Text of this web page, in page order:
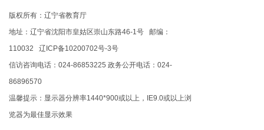
动教育教研工作格局。探索建立全省大中小
学劳动教育联盟，推动全省劳动教育优质资
源和研究成果共享。探索将劳动教育评价纳
入中考改革方案，并将劳动教育的开展情况
纳入政府教育督导范围。
（三）坚持因地制宜，示范引领。省内
版权所有：辽宁省教育厅
地址：辽宁省沈阳市皇姑区崇山东路46-1号 邮编：
110032 辽ICP备10200702号-3号
信访咨询电话：024-86853225 政务公开电话：024-
86896570
温馨提示：显示器分辨率1440*900或以上，IE9.0或以上浏
览器为最佳显示效果